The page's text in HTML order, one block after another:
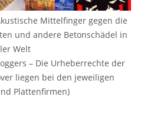
Mittelfinger gegen die
und andere Betonschädel in
Welt
– Die Urheberrechte der
liegen bei den jeweiligen
Plattenfirmen)